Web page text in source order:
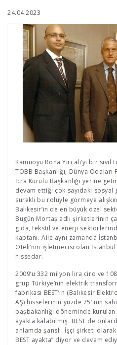
24.04.2023
Kamuoyu Rona Yırcalı’yı bir
TOBB Başkanlığı, Dünya Odaları
İcra Kurulu Başkanlığı yerine
devam ettiği çok sayıdaki sosyal
sürekli bu rolüyle görmeye
Balıkesir’in de en büyük özel
Bugün Mortaş adlı şirketlerinin
gıda, tekstil ve enerji
kaptanı. Aile aynı zamanda
Oteli’nin işletmecisi olan
hissedar.
2009’u 332 milyon lira ciro ve
grup Türkiye’nin elektrik
fabrikası BEST’in (Balıkesir
AŞ) hisselerinin yüzde 75’inin
başbakanlığı döneminde
ayakta kalabilmiş. BEST de
anlamda şanslı. İşçi şirketi
BEST ayakta” diyor ve devam